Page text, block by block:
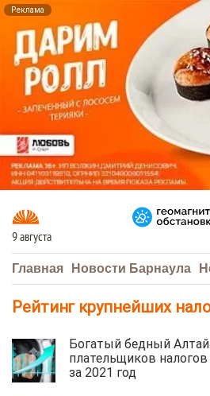
Реклама
9 августа
Главная Новости Барнаула
Рейтинг крупнейших
Богатый бедный
плательщиков
за 2021 год